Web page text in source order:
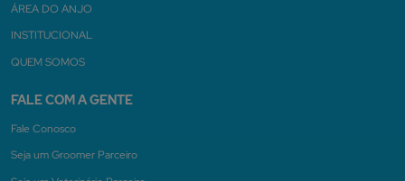
ÁREA DO ANJO
INSTITUCIONAL
QUEM SOMOS
FALE COM A GENTE
Fale Conosco
Seja um Groomer Parceiro